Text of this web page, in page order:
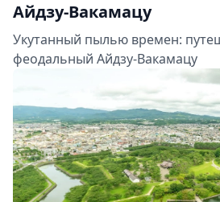
Айдзу-Вакамацу
Укутанный пылью времен:
феодальный Айдзу-Вакамацу